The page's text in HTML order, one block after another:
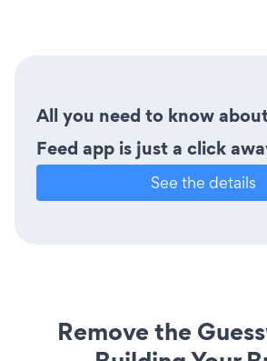
All you need to know
Feed app is just a click
See the details
Remove the